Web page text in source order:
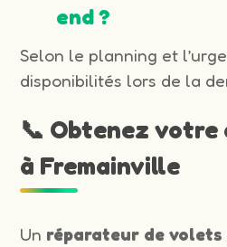
end ?
Selon le planning et
disponibilités lors de la
📞 Obtenez
à Fremainville
Un réparateur de